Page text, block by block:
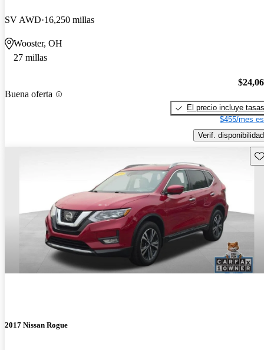
SV AWD 16,250 millas
Wooster, OH
27 millas
Buena oferta
El precio incluye tasas
$455/mes
Verif. disponibilidad
2017 Nissan Rogue